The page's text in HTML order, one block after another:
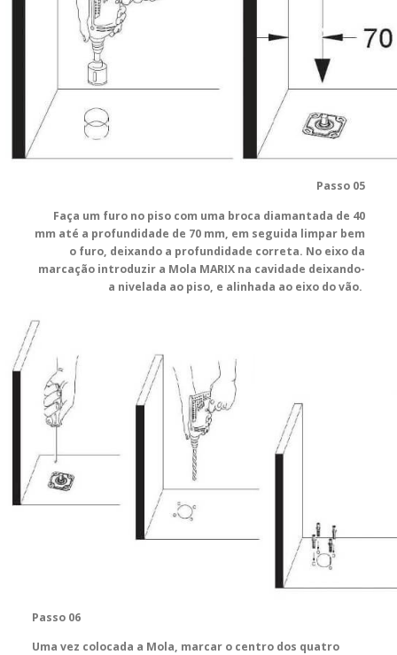
Passo 05
Faça um furo no piso com uma broca diamantada de 40
mm até a profundidade de 70 mm, em seguida limpar bem
o furo, deixando a profundidade correta. No eixo da
marcação introduzir a Mola MARIX na cavidade deixando-
a nivelada ao piso, e alinhada ao eixo do vão.
Passo 06
Uma vez colocada a Mola, marcar o centro dos quatro